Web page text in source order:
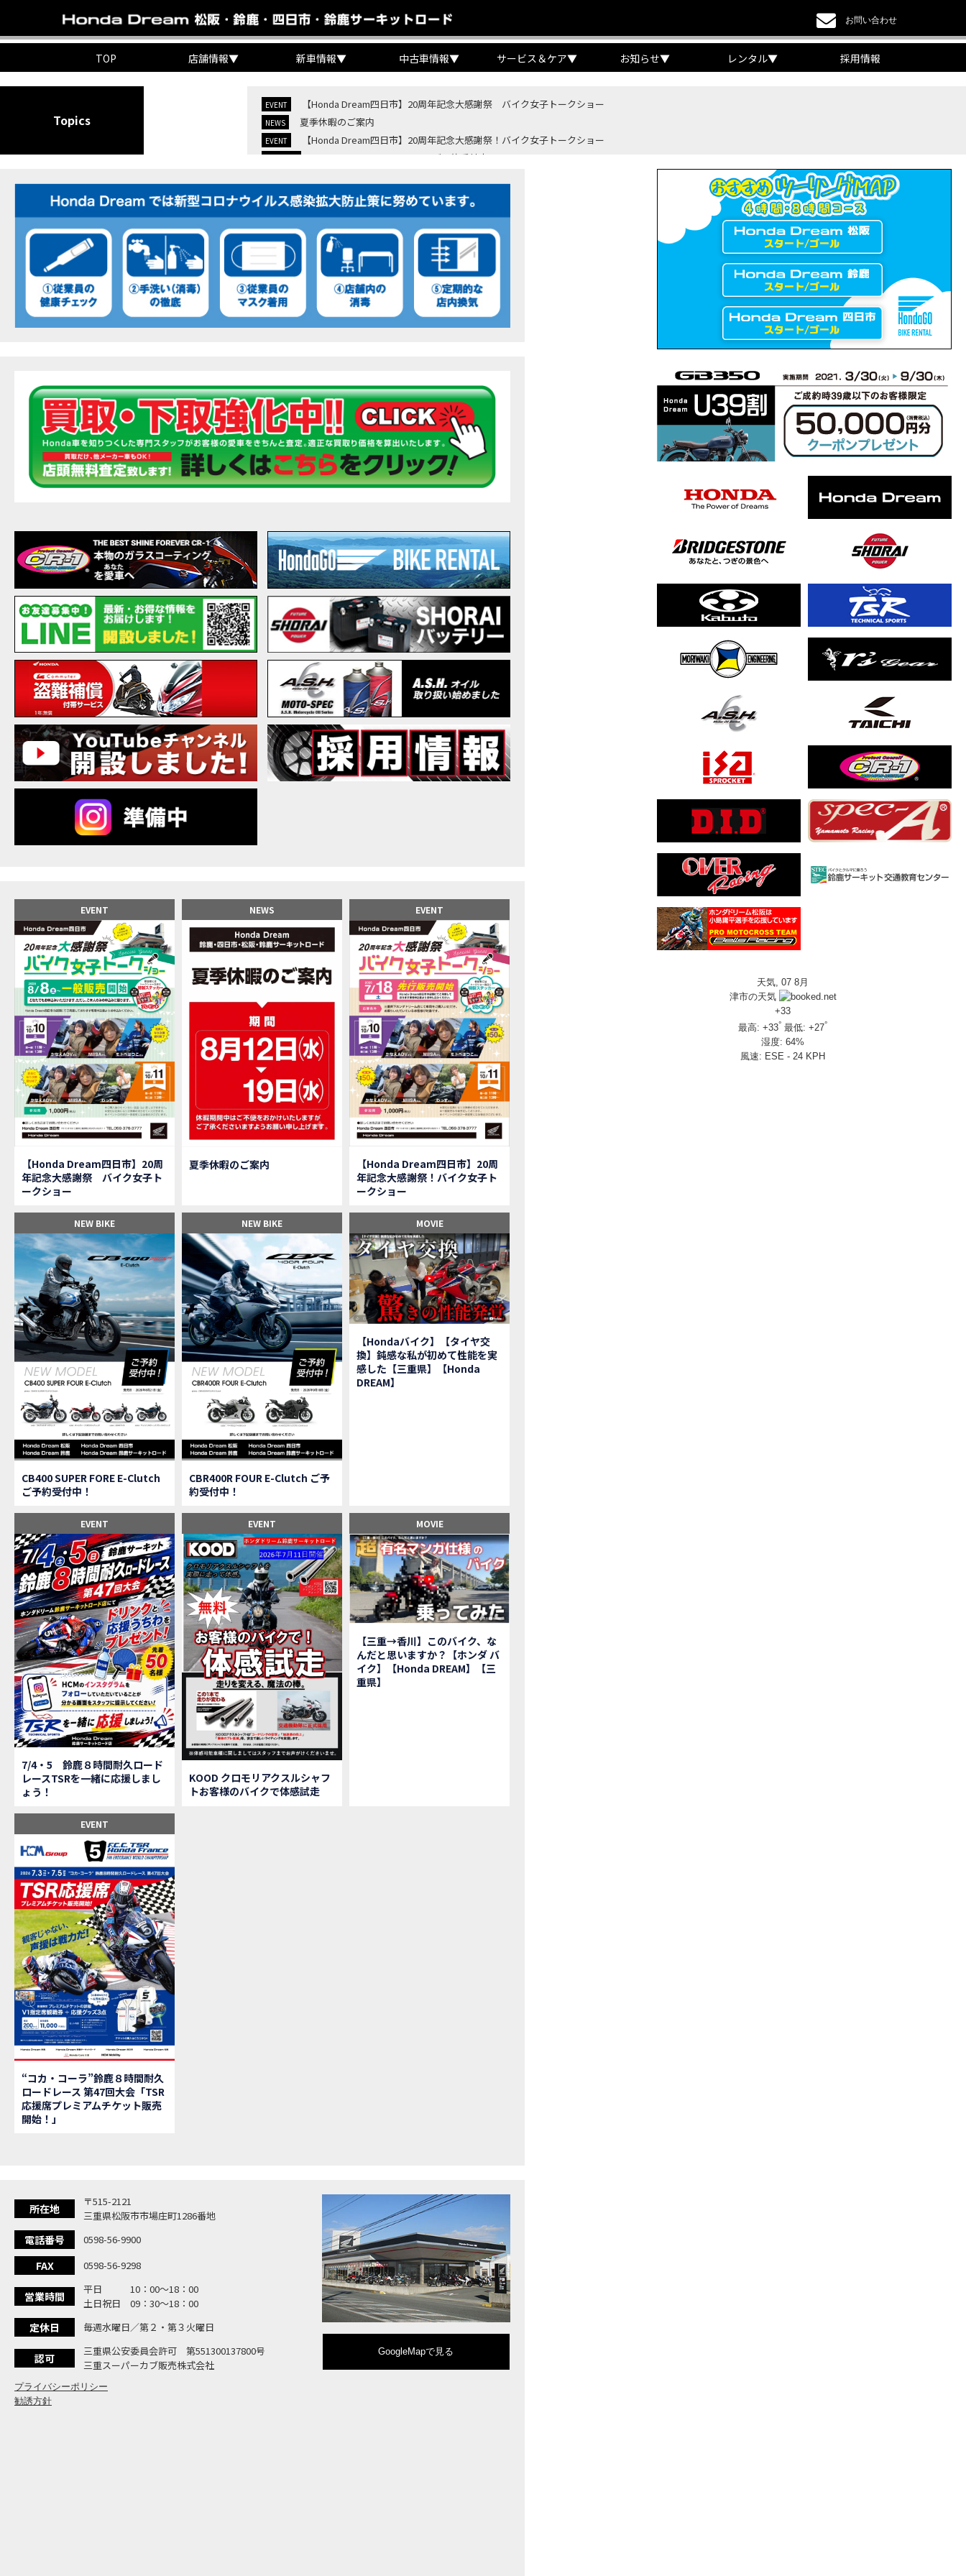
お問い合わせ
TOP 店舗情報▼ 新車情報▼ 中古車情報▼ サービス＆ケア▼ お知らせ▼ レンタル▼ 採用情報
Topics
EVENT 【Honda Dream四日市】20周年記念大感謝祭 バイク女子トークショー
NEWS 夏季休暇のご案内
EVENT 【Honda Dream四日市】20周年記念大感謝祭！バイク女子トークショー
CB400 SUPER FORE E-Clutchご予約受付中！
MOVIE 【Hondaバイク】【タイヤ交換】鈍感な私が初めて性能を実感した【三重県】【Honda DREAM】
7/4・5 鈴鹿８時間耐久ロードレースTSRを一緒に応援しましょう！
EVENT KOOD クロモリアクスルシャフトお客様のバイクで体感試走
MOVIE 【三重→香川】このバイク、なんだと思いますか？【ホンダ バイク】【Honda DREAM】【三重県】
EVENT “コカ・コーラ”鈴鹿８時間耐久ロードレース 第47回大会「TSR応援席プレミアムチケット販売開始！」
MOVIE 【ホンダ バイク】バイクを長持ちさせる洗車を教えてもらった【プロの裏ワザ】
MOVIE 【ホンダ バイク】CRF1100L Africa Twinは女性ライダーでも快適か？四国ツーリング【X-ADVオーナー目線】
MOVIE 【ホンダ バイク】DCTが搭載しているバイクに試乗したんだけどなめてました・・【Rebel 1100 S Edition Dual Clutch Transmission】
MOVIE 【ホンダ バイク】「ボカロ文化」を知ろう ナビゲーションをスキップ 検索 作成 6 アバターの画像 三重県を巡る女性ライダーの4日間！ポケふた全制覇ツーリング Honda CB1000F
EVENT ［三重県下最大級のバイクイベント］2026MIE BIKE FES開催 情報2
EVENT ［三重県下最大級のバイクイベント］2026MIE BIKE FES開催 情報１
CAMPAIGN 免許取得サポートキャンペーン実施中！
EVENT ［三重県下最大級のバイクイベント］2026MIE BIKE FES開催
MOVIE 【ホンダ バイク】【バイク女子】怖くて乗れなかったあの憧れバイク、ついに乗ります！
MOVIE 【ホンダ バイク】CB1000F 4台で三重県ツーリング！梅本まどかさん、MIISAさんと一日笑った【ポケふた】Honda
MOVIE 【ホンダ バイク】【GB350C S】梅本まどかさんと三重県ツーリング満喫しました！ポケふた探し第1弾【モトブログ】
MOVIE 【ホンダドリーム新春初売り特別企画】のご紹介！！
MOVIE こんなことある？！CB1000Fでツーリングイベントに参戦したのだが・・
【新車】CB1000Fで11時間ツーリングした素直なレビュー【モトブログ】Honda CB
MOVIE 【事故寸前】200kmレッカー、そしてさらなる原因が判明し、修理代が膨れ上がった結果
NEW BIKENEWS Dio Lite 新基準原付 販売中！
MOVIE 【バイク女子】高速道路走行中にバイクから異音が。レッカーされる事態になりました…
MOVIE 2025X-ADV 最高の旅バイクで街乗りも最適！ADVが20台でツーリングしました｜Honda ADV160
NEW BIKENEWS CB1000F販売中！！
MOVIE 【バイク女子】ごめんなさい。大切なツーリングでやらかしてしまった…
MOVIE 【バイク女子】下道444kmぶっ通しで走った結果がヤバかった
MOVIE 【バイク女子】最安！三重→東京〇〇〇円で行けちゃった
MOVIE 新型スーパーカブ110レビュー！C125 CT125で女子ツーリング 最高！Honda Super Cub(JA59)
正統派NC750X！大型二輪教習から10年目の素直な感想|Honda NC750X DCT【バイク女子ツーリング】
MOVIE 女が乗るバイクじゃない？低身長女が検証します
MOVIE 【福井1泊ツーリング】バイク女子、仲悪いって本当？
MOVIE 大型ツアラー！Gold Wing Tour 50th ANNIVWRSARYは女性ライダーでもツーリングを楽しめるのか検証してみた｜Honda ゴールドウイング
MOVIE 【Monkey125】初めてモンキー！意外な◯◯へ行って来た【三重ホンダヒート】
NEW BIKE 大型ツアラー「Gold Wing Tour」と特別仕様の 「Gold Wing Tour 50th ANNIVERSARY」を 受注期間限定で発売
MOVIE 【三重県】女性ライダーツーリングを満喫しました｜CB1000HORNET CB750HORNET CB650R E-Clutch
MOVIE 【女子ツーの実態】恥ずかしいけど、暴露しました。
MOVIE オイル交換に行ったつもりが…まさかの大出費！？
NEW BIKE 「CRF250 RALLY」「CRF250 RALLY＜s＞」の カラーリング設定と仕様を一部変更し発売
「CRF250L」「CRF250L＜s＞」のカラーリング設定と 仕様を一部変更し発売
NEW BIKE 軽二輪スーパースポーツモデル「CBR250RR」の カラーバリエーションを変更し発売
MOVIE 【Honda Dream鈴鹿】20周年記念・大感謝祭イベント 大人気バイク女子が大集合・・Honda Dreamさんの人気を探ってきましたスペシャル！！メチャクチャ楽しかったです❤
NEW BIKE PROJECT BIG1 Final Edition CB 1300在庫車あります！
【バイク女子】急遽、愛車とお別れ…ついにあのバイクに乗れた
MOVIE 【バイク女子】オイル交換だけのつもりが、まさかのアレを交換することに！？
【Honda Dream 鈴鹿２０周年記念大感謝祭】 多くの方のご来店ありがとうございました！
【CB650R E-Clutch】X-ADVでDCTに5年乗った私が素直にレビュー｜Honda X-ADV
MOVIE 【カブでアクセル全開】女性ライダーで耐久レース参戦！レースだけじゃないサーキットの楽しみ方|Honda supercub
MOVIE 【新型X-ADV】最初のカスタムはこれ！ガラスコーティングもしちゃいました|Honda X-ADV
MOVIE 【納車】新型X-ADV初走行！3台乗り継いだ私の素直な感想｜DCT クルーズコントロール
三重県下 Honda Dream4店舗にて新春キャンペーンを開催
MOVIE 【速報】2025年モデルHonda X-ADV契約しました！新型のどこが凄いかチェックしてきた！
MOVIE 【女子ツーリング】秋の女子ツーリングin鳥羽・伊勢 【Honda Dream 松阪】
NEW BIKE スーパーカブFinal Edition/HELLP KITTY在庫車あります！
MOVIE 【CBR1000RR-R】スーパースポーツバイクで三重県の新スポットを巡る女子ツーリング|Honda CBR1000RRR Rebel1100 500 250
CAMPAIGN 三重県下 Honda Dreamにてレンタルバイクキャンペーン実施中💫
MOVIE 【アフリカツイン】憧れの大型バイクで1泊2日マスツーリング｜三重県〜静岡県｜Honda CL500 AfricaTwin
MOVIE 【女子ツーリング】穴場スポット満載！三重の美味しいもの・パワースポット！【Honda Dream 松阪】
MOVIE 【CBR600RR】憧れのSSバイクで女子ツーリング|三重県 松阪スタート！Honda Rebel250•500
MOVIE
MOVIE 【鈴鹿サーキット】ホンダモーターサイクリストスクールを体験してきました【バイク女子】
【祝】Honda CL500納車「かなえさんバイク売れました！」連絡があり行ってきました
MOVIE 【ホンダドリーム鈴鹿サーキットロード】オープン当日イベントレポ！
MOVIE 【鈴鹿サーキットに近い！】ホンダドリーム鈴鹿サーキットロードOPEN！ #茉ひる
MOVIE CL500売却！X-ADVオーナーの素直な理由。〇〇で納得の買取してもらいました|Honda X-ADV
MOVIE 【梅本まどかさんコラボ】CIVIC TYPE R♪スタッフオススメの鈴鹿ドライブへ！【後編】
MOVIE 憧れの大型バイク試乗！4輪走行は驚きの…【Honda GoldWing AfricaTwin】試乗会in鈴鹿ツインサーキット
MOVIE 【鈴鹿ツインサーキット】バイク＆クルマ夢のコラボイベント！「HCM２＆４サーキットフェス」レポ
MOVIE 全員初対面！バイク女子6人がツーリング行ったらwww
MOVIE バイク女子6人でツーリング行った結果ww！後編
MOVIE 温泉1泊。いつもソロの女性ライダー、大人のマスツーリングへついていった【三重〜長野•茶臼山高原経由】Honda CL500
MOVIE 【梅本まどかさんコラボ】CIVIC TYPE R♪ スタッフオススメの鈴鹿ドライブへ！【前編】
MOVIE ＨＣＭ２＆４サーキットフェス2023 紹介動画②
MOVIE ＨＣＭ２＆４サーキットフェス2023 紹介動画①
MOVIE モトベはつこさんコラボ動画
MOVIE Honda Dream 四日市のご紹介
MOVIE Honda Dream 鈴鹿のご紹介
MOVIE
Honda Dream 松阪のご紹介
「CB1000R」のヘッドライト等の外観デザインやカラーリングの変更など熟成を図り発売！
「NC750X」大型スポーツモデル NC750X をフルモデルチェンジし発売！
「CB1300 SUPER FOUR」「CB1300 SUPER BOL D’OR」ならびに「CB1300 SUPER FOUR SP」「CB1300 SUPER BOL D’OR SP」に先進の電子制御デバイスを採用し発売！
大型クルーザーモデル「Rebel 1100」を新発売!!
よりスポーティーなイメージを強化『CBR650R』を発表!
Neo Sports Caféシリーズのミドルクラスモデル『CB650R』を発表！
フルモデルチェンジした 新型「PCX」「PCX160」「PCX e:HEV」を発表!
国内販売を予定するグローバルモデルがHondaバイクWebサイトで公開されました！
「CRF250L」「CRF250 RALLY」をフルモデルチェンジし発表！
EVENT
【Honda Dream四日市】20周
年記念大感謝祭 バイク女子ト
ークショー
NEWS
夏季休暇のご案内
EVENT
【Honda Dream四日市】20周
年記念大感謝祭！バイク女子ト
ークショー
NEW BIKE
CB400 SUPER FORE E-Clutch
ご予約受付中！
NEW BIKE
CBR400R FOUR E-Clutch ご予
約受付中！
MOVIE
【Hondaバイク】【タイヤ交
換】鈍感な私が初めて性能を実
感した【三重県】【Honda
DREAM】
EVENT
7/4・5 鈴鹿８時間耐久ロード
レースTSRを一緒に応援しまし
ょう！
EVENT
KOOD クロモリアクスルシャフ
トお客様のバイクで体感試走
MOVIE
【三重→香川】このバイク、な
んだと思いますか？【ホンダ バ
イク】【Honda DREAM】【三
重県】
EVENT
“コカ・コーラ”鈴鹿８時間耐久
ロードレース 第47回大会「TSR
応援席プレミアムチケット販売
開始！」
所在地
〒515-2121
三重県松阪市市場庄町1286番地
電話番号 0598-56-9900
FAX 0598-56-9298
営業時間
平日 10：00〜18：00
土日祝日 09：30〜18：00
定休日 毎週水曜日／第２・第３火曜日
認可
三重県公安委員会許可 第551300137800号
三重スーパーカブ販売株式会社
プライバシーポリシー
勧誘方針
GoogleMapで見る
天気, 07 8月
津市の天気
+33
最高: +33° 最低: +27°
湿度: 64%
風速: ESE - 24 KPH